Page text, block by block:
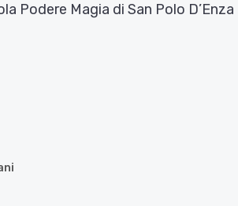
Podere Magia di San Polo D’Enza